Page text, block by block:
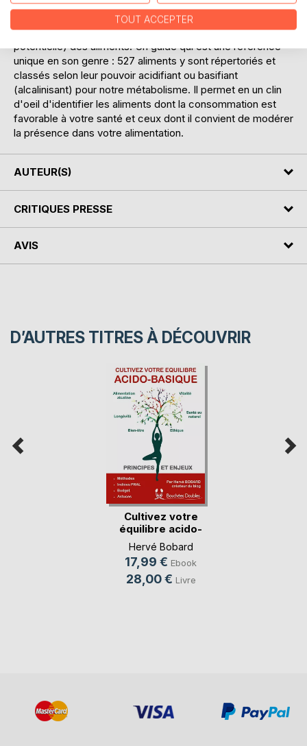
Un livre pratique qui explique ce qu'est l'indice PRAL
(Potential Renal Acid Load ou charge acide rénale
potentielle) des aliments. Un guide qui est une référence
unique en son genre : 527 aliments y sont répertoriés et
classés selon leur pouvoir acidifiant ou basifiant
(alcalinisant) pour notre métabolisme. Il permet en un clin
d'oeil d'identifier les aliments dont la consommation est
favorable à votre santé et ceux dont il convient de modérer
la présence dans votre alimentation.
AUTEUR(S)
CRITIQUES PRESSE
AVIS
D’AUTRES TITRES À DÉCOUVRIR
Cultivez votre
équilibre acido-
basique
Hervé Bobard
17,99 € Ebook
28,00 € Livre
TOUT ACCEPTER